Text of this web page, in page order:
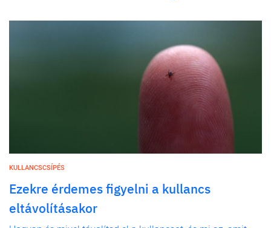
KULLANCSCSÍPÉS
Ezekre érdemes figyelni a kullancs
eltávolításakor